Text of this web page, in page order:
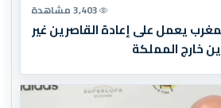
3,403 مشاهدة
يعمل على إعادة القاصرين غير
خارج المملكة